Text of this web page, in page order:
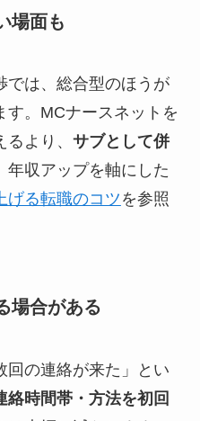
場面も
では、総合型のほうが
す。MCナースネットを
より、 サブとして併
年収アップを軸にした
げる転職のコツ を参照
場合がある
回の連絡が来た」とい
絡時間帯・方法を初回